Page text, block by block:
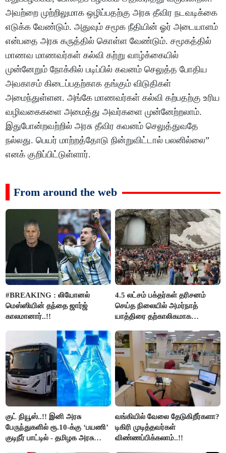
அவற்றை முற்றிலுமாக ஒழிப்பதற்கு அரசு தீவிர நடவடிக்கை
எடுக்க வேண்டும். அதுவும் சமூக நீதியின் ஓர் அடையாளம்
என்பதை அரசு கருத்தில் கொள்ள வேண்டும். சமூகத்தில்
மாணவ மாணவர்கள் கல்வி கற்று வாழ்க்கையில்
முன்னேறும் நோக்கில் படிப்பில் கவனம் செலுத்த போதிய
அவகாசம் கிடைப்பதற்காக தங்கும் விடுதிகள்
அமைந்துள்ளன. அங்கே மாணவர்கள் கல்வி கற்பதற்கு உரிய
வழிவகைகளை அமைத்து அவர்களை முன்னேற்றலாம்.
இதுபோன்றவற்றில் அரசு தீவிர கவனம் செலுத்துவதே
நல்லது. பெயர் மாற்றத்தோடு நின்றுவிட்டால் பலனில்லை”
எனக் குறிப்பிட்டுள்ளார்.
From around the web
#BREAKING : லியோனல்
மெஸ்ஸியின் தந்தை ஜார்ஜ்
காலமானார்..!!
4.5 லட்சம் பக்தர்கள் தரிசனம்
செய்த நிலையில் அமர்நாத்
யாத்திரை தற்காலிகமாக
குட் நியூஸ்..!! இனி அரசு
பேருந்துகளில் ரூ.10-க்கு ‘பயணி’
குடிநீர் பாட்டில் - தமிழக அரசு
வங்கியில் வேலை தேடுகிறீர்களா?
டிகிரி முடித்தவர்கள்
விண்ணப்பிக்கலாம்..!!